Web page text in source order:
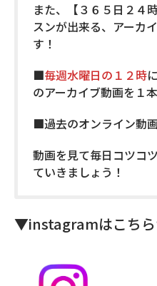
また、【３６５日２４
スンが出来る、アーカ
す！
■毎週水曜日の１２時
のアーカイブ動画を１
■過去のオンライン動
動画を見て毎日コツコ
ていきましょう！
▼instagramはこちら